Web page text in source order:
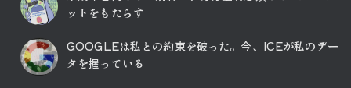
ットをもたらす
GOOGLEは私との約束を破った。今、ICEが私のデー
タを握っている